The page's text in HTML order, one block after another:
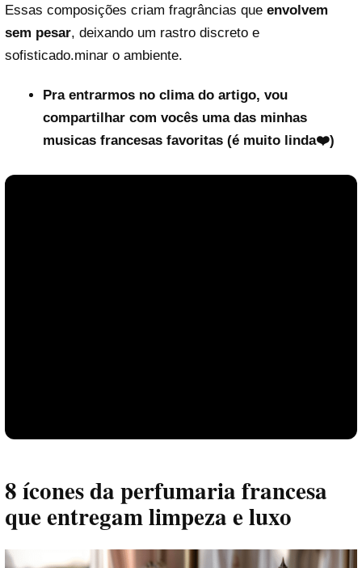
Essas composições criam fragrâncias que envolvem
sem pesar, deixando um rastro discreto e
sofisticado.minar o ambiente.
Pra entrarmos no clima do artigo, vou
compartilhar com vocês uma das minhas
musicas francesas favoritas (é muito linda❤️)
8 ícones da perfumaria francesa
que entregam limpeza e luxo